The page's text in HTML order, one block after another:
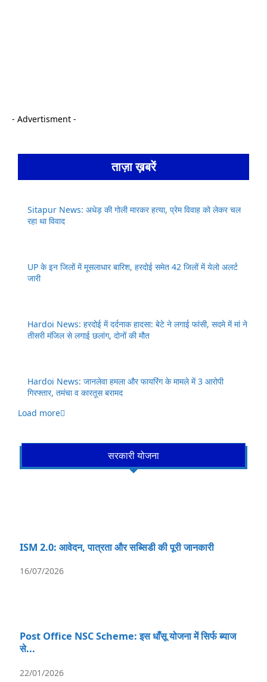
- Advertisment -
ताज़ा ख़बरें
Sitapur News: अधेड़ की गोली मारकर हत्या, प्रेम विवाह को लेकर चल
रहा था विवाद
UP के इन जिलों में मूसलाधार बारिश, हरदोई समेत 42 जिलों में येलो अलर्ट
जारी
Hardoi News: हरदोई में दर्दनाक हादसा: बेटे ने लगाई फांसी, सदमे में मां ने
तीसरी मंजिल से लगाई छलांग, दोनों की मौत
Hardoi News: जानलेवा हमला और फायरिंग के मामले में 3 आरोपी
गिरफ्तार, तमंचा व कारतूस बरामद
Load more
सरकारी योजना
ISM 2.0: आवेदन, पात्रता और सब्सिडी की पूरी जानकारी
16/07/2026
Post Office NSC Scheme: इस धाँसू योजना में सिर्फ ब्याज
से...
22/01/2026